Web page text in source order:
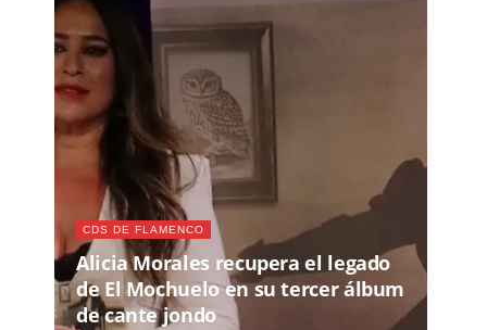
CDS DE FLAMENCO
Alicia Morales recupera el legado
de El Mochuelo en su tercer álbum
de cante jondo